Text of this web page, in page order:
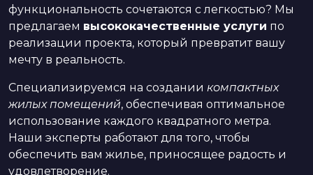
функциональность сочетаются с легкостью? Мы
предлагаем высококачественные услуги по
реализации проекта, который превратит вашу
мечту в реальность.
Специализируемся на создании компактных
жилых помещений, обеспечивая оптимальное
использование каждого квадратного метра.
Наши эксперты работают для того, чтобы
обеспечить вам жилье, приносящее радость и
удовлетворение.